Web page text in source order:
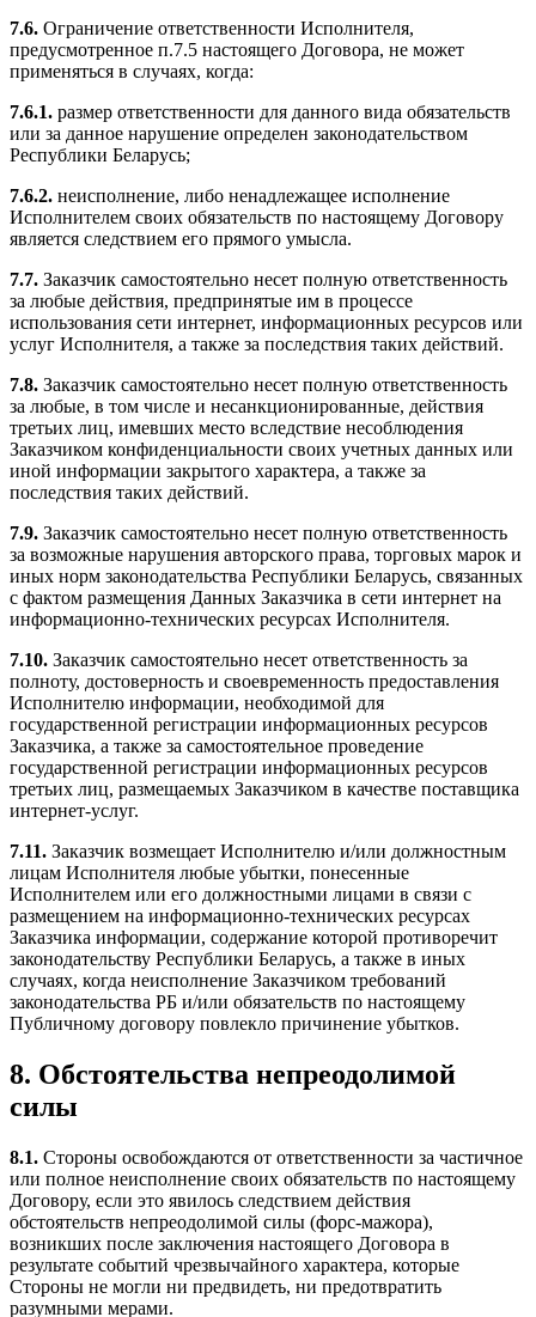
7.6. Ограничение ответственности Исполнителя,
предусмотренное п.7.5 настоящего Договора, не может
применяться в случаях, когда:
7.6.1. размер ответственности для данного вида обязательств
или за данное нарушение определен законодательством
Республики Беларусь;
7.6.2. неисполнение, либо ненадлежащее исполнение
Исполнителем своих обязательств по настоящему Договору
является следствием его прямого умысла.
7.7. Заказчик самостоятельно несет полную ответственность
за любые действия, предпринятые им в процессе
использования сети интернет, информационных ресурсов или
услуг Исполнителя, а также за последствия таких действий.
7.8. Заказчик самостоятельно несет полную ответственность
за любые, в том числе и несанкционированные, действия
третьих лиц, имевших место вследствие несоблюдения
Заказчиком конфиденциальности своих учетных данных или
иной информации закрытого характера, а также за
последствия таких действий.
7.9. Заказчик самостоятельно несет полную ответственность
за возможные нарушения авторского права, торговых марок и
иных норм законодательства Республики Беларусь, связанных
с фактом размещения Данных Заказчика в сети интернет на
информационно-технических ресурсах Исполнителя.
7.10. Заказчик самостоятельно несет ответственность за
полноту, достоверность и своевременность предоставления
Исполнителю информации, необходимой для
государственной регистрации информационных ресурсов
Заказчика, а также за самостоятельное проведение
государственной регистрации информационных ресурсов
третьих лиц, размещаемых Заказчиком в качестве поставщика
интернет-услуг.
7.11. Заказчик возмещает Исполнителю и/или должностным
лицам Исполнителя любые убытки, понесенные
Исполнителем или его должностными лицами в связи с
размещением на информационно-технических ресурсах
Заказчика информации, содержание которой противоречит
законодательству Республики Беларусь, а также в иных
случаях, когда неисполнение Заказчиком требований
законодательства РБ и/или обязательств по настоящему
Публичному договору повлекло причинение убытков.
8. Обстоятельства непреодолимой
силы
8.1. Стороны освобождаются от ответственности за частичное
или полное неисполнение своих обязательств по настоящему
Договору, если это явилось следствием действия
обстоятельств непреодолимой силы (форс-мажора),
возникших после заключения настоящего Договора в
результате событий чрезвычайного характера, которые
Стороны не могли ни предвидеть, ни предотвратить
разумными мерами.